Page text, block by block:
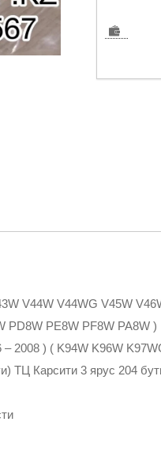
V44W V44WG V45W
PD8W PE8W PF8W PA8W )
2008 ) ( K94W K96W
ТЦ Карсити 3 ярус 204